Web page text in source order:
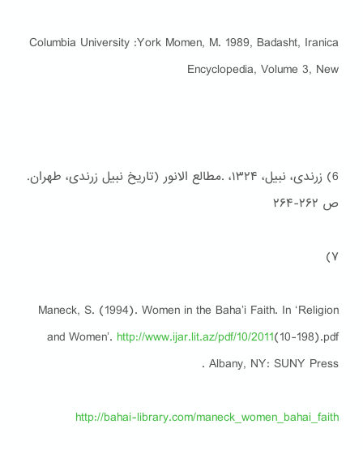
Columbia University :York Momen, M. 1989, Badasht, Iranica
Encyclopedia, Volume 3, New
6) زرندی، نبیل، ۱۳۲۴، .مطالع الانور (تاریخ نبیل زرندی، طهران.
ص ۲۶۲-۲۶۴
۷)
Maneck, S. (1994). Women in the Baha’i Faith. In ‘Religion
and Women’. http://www.ijar.lit.az/pdf/10/2011(10-198).pdf
Albany, NY: SUNY Press .
http://bahai-library.com/maneck_women_bahai_faith